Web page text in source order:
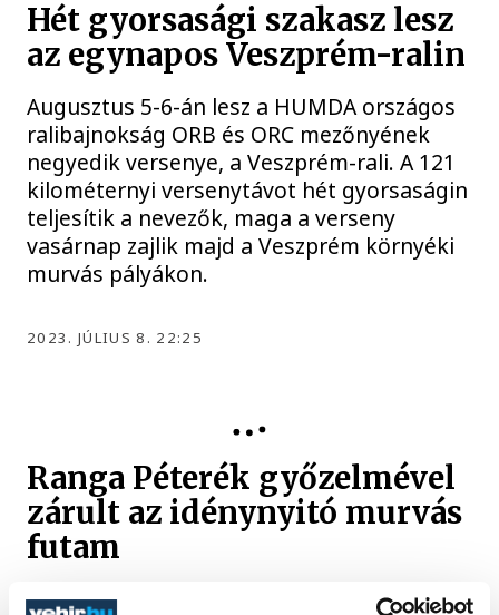
Hét gyorsasági szakasz lesz
az egynapos Veszprém-ralin
Augusztus 5-6-án lesz a HUMDA országos
ralibajnokság ORB és ORC mezőnyének
negyedik versenye, a Veszprém-rali. A 121
kilométernyi versenytávot hét gyorsaságin
teljesítik a nevezők, maga a verseny
vasárnap zajlik majd a Veszprém környéki
murvás pályákon.
2023. JÚLIUS 8. 22:25
Ranga Péterék győzelmével
zárult az idénynyitó murvás
futam
A Ranga Péter, Czakó János kettős nyerte a